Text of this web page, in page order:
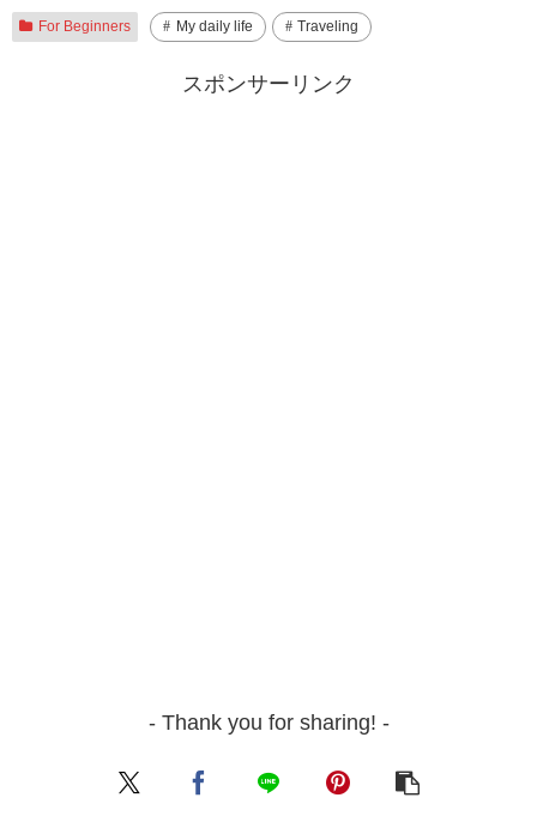
For Beginners My daily life Traveling
スポンサーリンク
- Thank you for sharing! -